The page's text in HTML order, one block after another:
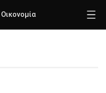
Οικονομία